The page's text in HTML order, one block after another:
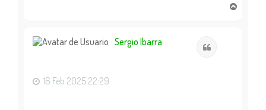
Sergio Ibarra
16 Feb 2025 22:29